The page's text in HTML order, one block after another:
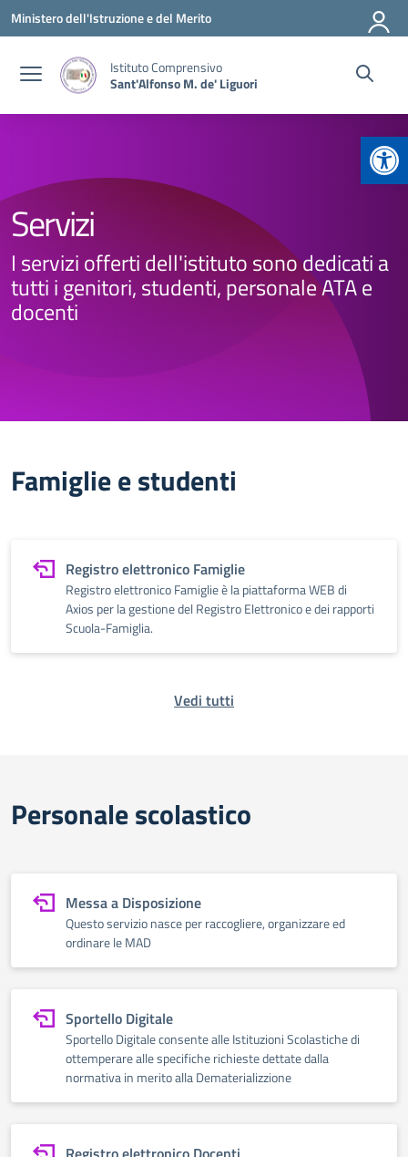
Vai ai contenuti
Vai al menu di navigazione
Vai al footer
Ministero dell'Istruzione e del Merito
Istituto Comprensivo
Sant'Alfonso M. de' Liguori
Servizi
I servizi offerti dell'istituto sono dedicati a
tutti i genitori, studenti, personale ATA e
docenti
Famiglie e studenti
Registro elettronico Famiglie
Registro elettronico Famiglie è la piattaforma WEB di
Axios per la gestione del Registro Elettronico e dei rapporti
Scuola-Famiglia.
Vedi tutti
Personale scolastico
Messa a Disposizione
Questo servizio nasce per raccogliere, organizzare ed
ordinare le MAD
Sportello Digitale
Sportello Digitale consente alle Istituzioni Scolastiche di
ottemperare alle specifiche richieste dettate dalla
normativa in merito alla Dematerializzione